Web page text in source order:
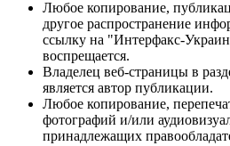
Любое копирование,
другое распространение
ссылку на "Интерфакс-
воспрещается.
Владелец веб-страницы в
является автор публикации.
Любое копирование,
фотографий и/или
принадлежащих